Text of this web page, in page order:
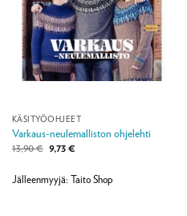
KÄSITYÖOHJEET
Varkaus-neulemalliston ohjelehti
13,90€ Alkuperäinen
hinta
13,90 €.
9,73€Nykyinen
9,73 €.
Jälleenmyyjä: Taito Shop